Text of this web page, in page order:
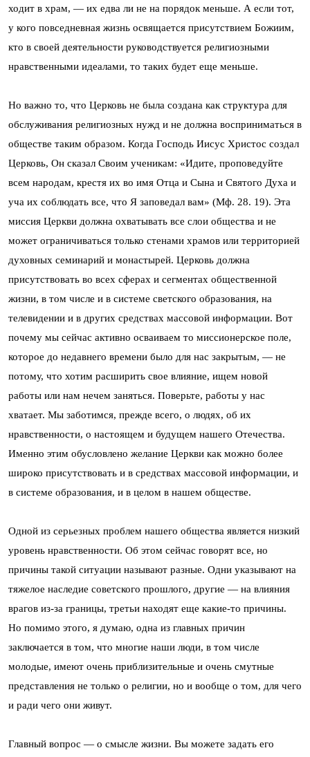
ходит в храм, — их едва ли не на порядок меньше. А если тот,
у кого повседневная жизнь освящается присутствием Божиим,
кто в своей деятельности руководствуется религиозными
нравственными идеалами, то таких будет еще меньше.
Но важно то, что Церковь не была создана как структура для
обслуживания религиозных нужд и не должна восприниматься в
обществе таким образом. Когда Господь Иисус Христос создал
Церковь, Он сказал Своим ученикам: «Идите, проповедуйте
всем народам, крестя их во имя Отца и Сына и Святого Духа и
уча их соблюдать все, что Я заповедал вам» (Мф. 28. 19). Эта
миссия Церкви должна охватывать все слои общества и не
может ограничиваться только стенами храмов или территорией
духовных семинарий и монастырей. Церковь должна
присутствовать во всех сферах и сегментах общественной
жизни, в том числе и в системе светского образования, на
телевидении и в других средствах массовой информации. Вот
почему мы сейчас активно осваиваем то миссионерское поле,
которое до недавнего времени было для нас закрытым, — не
потому, что хотим расширить свое влияние, ищем новой
работы или нам нечем заняться. Поверьте, работы у нас
хватает. Мы заботимся, прежде всего, о людях, об их
нравственности, о настоящем и будущем нашего Отечества.
Именно этим обусловлено желание Церкви как можно более
широко присутствовать и в средствах массовой информации, и
в системе образования, и в целом в нашем обществе.
Одной из серьезных проблем нашего общества является низкий
уровень нравственности. Об этом сейчас говорят все, но
причины такой ситуации называют разные. Одни указывают на
тяжелое наследие советского прошлого, другие — на влияния
врагов из-за границы, третьи находят еще какие-то причины.
Но помимо этого, я думаю, одна из главных причин
заключается в том, что многие наши люди, в том числе
молодые, имеют очень приблизительные и очень смутные
представления не только о религии, но и вообще о том, для чего
и ради чего они живут.
Главный вопрос — о смысле жизни. Вы можете задать его